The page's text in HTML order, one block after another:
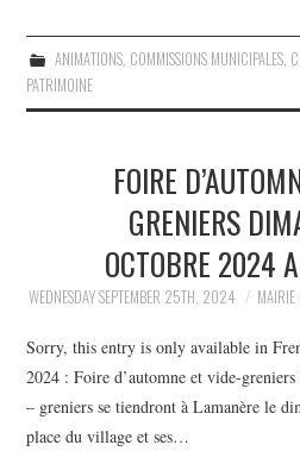
ANIMATIONS, COMMISSIONS MUNICIPALES,
PATRIMOINE
FOIRE
GRENIERS
OCTOBRE 2024
WEDNESDAY SEPTEMBER 25TH, 2024 MAIRIE
Sorry, this entry is only available in
2024 : Foire d’automne et vide-
– greniers se tiendront à Lamanère le
place du village et ses…